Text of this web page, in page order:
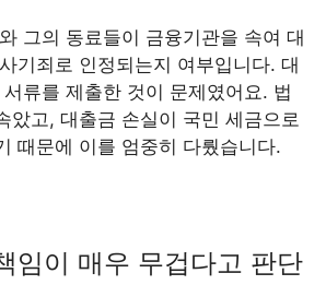
그의 동료들이 금융기관을 속여 대
기죄로 인정되는지 여부입니다. 대
류를 제출한 것이 문제였어요. 법
았고, 대출금 손실이 국민 세금으로
때문에 이를 엄중히 다뤘습니다.
임이 매우 무겁다고 판단